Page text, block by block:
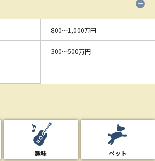
800〜1,000万円
300〜500万円
趣味 ペット